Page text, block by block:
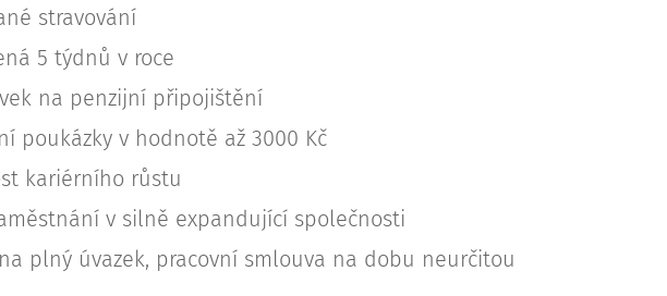
stravování
5 týdnů v roce
na penzijní připojištění
poukázky v hodnotě až 3000 Kč
kariérního růstu
v silně expandující společnosti
plný úvazek, pracovní smlouva na dobu neurčitou